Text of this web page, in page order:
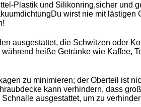
Plastik und Silikonring,sicher und
wirst nie mit lästigen
ausgestattet, die Schwitzen oder
heiße Getränke wie Kaffee,
zu minimieren; der Oberteil ist
kann verhindern, dass
ausgestattet, um zu